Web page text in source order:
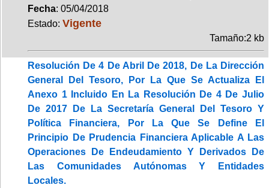
Fecha: 05/04/2018
Estado: Vigente
Tamaño:2 kb
Resolución De 4 De Abril De 2018, De La Dirección
General Del Tesoro, Por La Que Se Actualiza El
Anexo 1 Incluido En La Resolución De 4 De Julio
De 2017 De La Secretaría General Del Tesoro Y
Política Financiera, Por La Que Se Define El
Principio De Prudencia Financiera Aplicable A Las
Operaciones De Endeudamiento Y Derivados De
Las Comunidades Autónomas Y Entidades
Locales.